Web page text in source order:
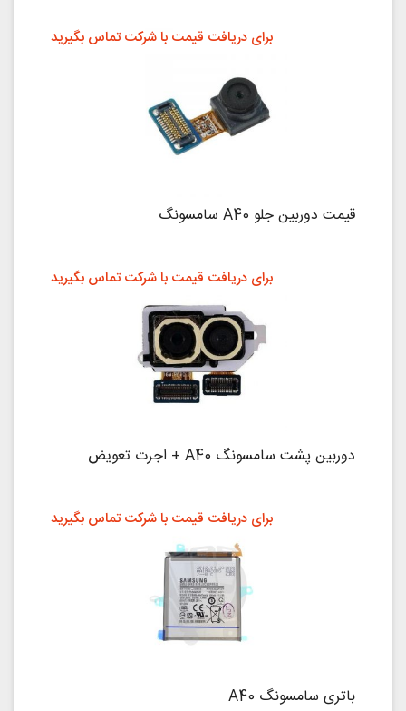
قیمت دوربین جلو A40 سامسونگ
برای دریافت قیمت با شرکت تماس بگیرید
دوربین پشت سامسونگ A40 + اجرت تعویض
برای دریافت قیمت با شرکت تماس بگیرید
باتری سامسونگ A40
برای دریافت قیمت با شرکت تماس بگیرید